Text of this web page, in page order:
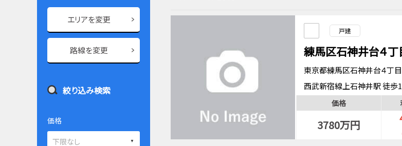
戸建
練馬区石神井台４
東京都練馬区石神井台４丁目
西武新宿線上石神井駅 徒歩
西武新宿線武蔵関駅 徒歩13
価格
3780万円
エリアを変更
路線を変更
絞り込み検索
価格